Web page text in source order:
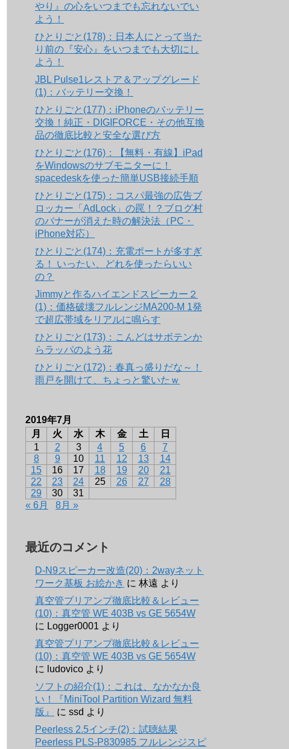
やり』の心をいつまでも忘れないでい
よう！
ひとりごと(178)：日本人にとって当た
り前の『安心』をいつまでも大切にし
よう！
JBL Pulse1レストア＆アップグレード
(1)：バッテリー交換！
ひとりごと(177)：iPhoneのバッテリー
交換！純正・DIGIFORCE・その他互換
品の徹底比較と安全な選び方
ひとりごと(176)：【無料・有線】iPad
をWindowsのサブモニターに！
spacedeskを使った簡単USB接続手順
ひとりごと(175)：コスパ最強の広告ブ
ロッカー「AdLock」の罠！？ブログ村
のバナーが消えた時の解決法（PC・
iPhone対応）
ひとりごと(174)：充電ポートが多すぎ
る！ いったい、どれを使ったらいい
の？
Jimmyと作るハイエンドスピーカー２
(1)：価格破壊フルレンジMA200-M 1発
で超広帯域をリアルに鳴らす
ひとりごと(173)：こんどはサボテンか
らラッパのよう花
ひとりごと(172)：春真っ盛りだな～！
雨戸を開けて、ちょっと驚いたｗ
2019年7月
月
火 水 木 金 土
日
1
2 3 4 5 6
7
8
9 10 11 12 13
14
15
16 17 18 19 20
21
22
23 24 25 26 27
28
29
30
31
« 6月
8月 »
最近のコメント
D-N9スピーカー改造(20)：2wayネット
ワーク基板 お絵かき に 林遠 より
真空管プリアンプ徹底比較＆レビュー
(10)：真空管 WE 403B vs GE 5654W
に Logger0001 より
真空管プリアンプ徹底比較＆レビュー
(10)：真空管 WE 403B vs GE 5654W
に
ludovico より
ソフトの紹介(1)：これは、なかなか良
い！『MiniTool Partition Wizard 無料
版』
に ssd より
Peerless 2.5インチ(2)：試聴結果
Peerless PLS-P830985 フルレンジスピ